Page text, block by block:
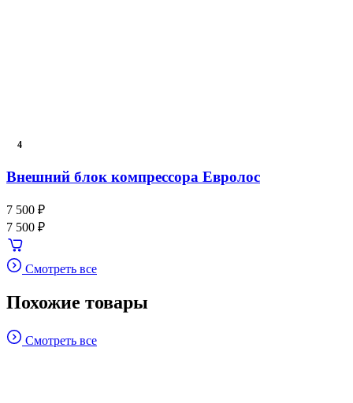
4
Внешний блок компрессора Евролос
7 500 ₽
7 500 ₽
Смотреть все
Похожие товары
Смотреть все